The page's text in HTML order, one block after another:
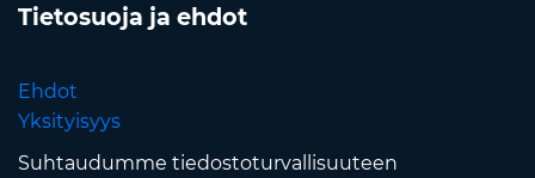
Tietosuoja ja ehdot
Ehdot
Yksityisyys
Suhtaudumme tiedostoturvallisuuteen